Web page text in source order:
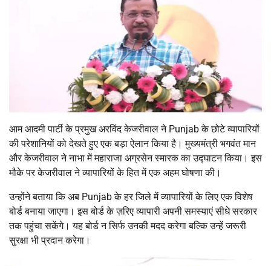
आम आदमी पार्टी के प्रमुख अरविंद केजरीवाल ने Punjab के छोटे व्यापारियों
की परेशानियों को देखते हुए एक बड़ा ऐलान किया है। मुख्यमंत्री भगवंत मान
और केजरीवाल ने नाभा में महाराजा अग्रसेन स्मारक का उद्घाटन किया। इस
मौके पर केजरीवाल ने व्यापारियों के हित में एक अहम घोषणा की।
उन्होंने बताया कि अब Punjab के हर जिले में व्यापारियों के लिए एक विशेष
बोर्ड बनाया जाएगा। इस बोर्ड के ज़रिए व्यापारी अपनी समस्याएं सीधे सरकार
तक पहुंचा सकेंगे। यह बोर्ड न सिर्फ उनकी मदद करेगा बल्कि उन्हें जरूरी
सुरक्षा भी प्रदान करेगा।